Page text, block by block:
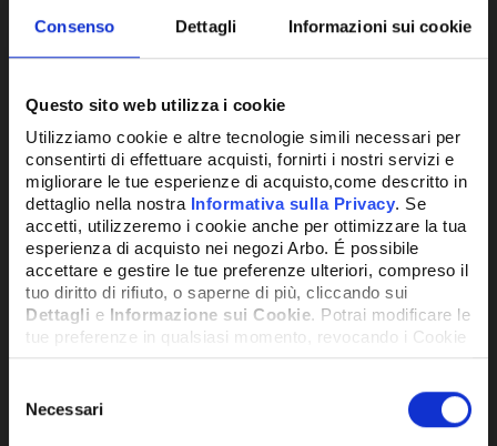
Consenso Dettagli Informazioni sui cookie
Questo sito web utilizza i cookie
Utilizziamo cookie e altre tecnologie simili necessari per
consentirti di effettuare acquisti, fornirti i nostri servizi e
migliorare le tue esperienze di acquisto,come descritto in
dettaglio nella nostra Informativa sulla Privacy. Se
accetti, utilizzeremo i cookie anche per ottimizzare la tua
esperienza di acquisto nei negozi Arbo. É possibile
accettare e gestire le tue preferenze ulteriori, compreso il
tuo diritto di rifiuto, o saperne di più, cliccando sui
Dettagli e Informazione sui Cookie. Potrai modificare le
tue preferenze in qualsiasi momento, revocando i Cookie
precedentemente autorizzati, direttamente dalle
delNecessari